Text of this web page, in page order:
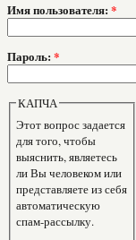
Имя пользователя: *
Пароль: *
КАПЧА
Этот вопрос задается
для того, чтобы
выяснить, являетесь
ли Вы человеком или
представляете из себя
автоматическую
спам-рассылку.